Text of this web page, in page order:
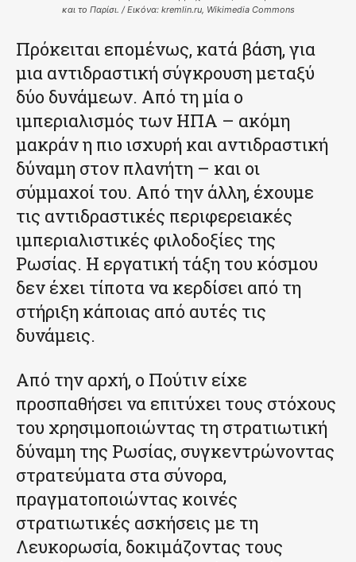
και το Παρίσι. / Εικόνα: kremlin.ru, Wikimedia Commons
Πρόκειται επομένως, κατά βάση, για
μια αντιδραστική σύγκρουση μεταξύ
δύο δυνάμεων. Από τη μία ο
ιμπεριαλισμός των ΗΠΑ – ακόμη
μακράν η πιο ισχυρή και αντιδραστική
δύναμη στον πλανήτη – και οι
σύμμαχοί του. Από την άλλη, έχουμε
τις αντιδραστικές περιφερειακές
ιμπεριαλιστικές φιλοδοξίες της
Ρωσίας. Η εργατική τάξη του κόσμου
δεν έχει τίποτα να κερδίσει από τη
στήριξη κάποιας από αυτές τις
δυνάμεις.
Από την αρχή, ο Πούτιν είχε
προσπαθήσει να επιτύχει τους στόχους
του χρησιμοποιώντας τη στρατιωτική
δύναμη της Ρωσίας, συγκεντρώνοντας
στρατεύματα στα σύνορα,
πραγματοποιώντας κοινές
στρατιωτικές ασκήσεις με τη
Λευκορωσία, δοκιμάζοντας τους